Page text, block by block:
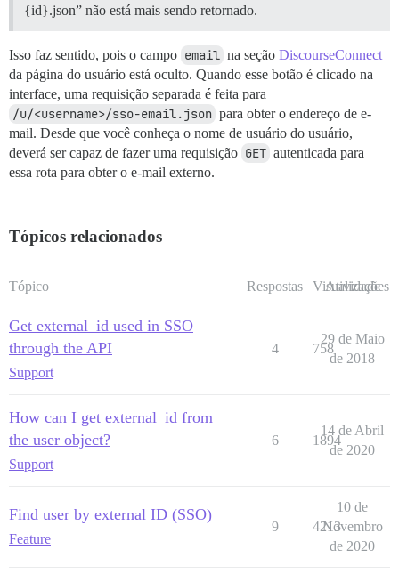
{id}.json” não está mais sendo retornado.
Isso faz sentido, pois o campo email na seção DiscourseConnect
da página do usuário está oculto. Quando esse botão é clicado na
interface, uma requisição separada é feita para
/u/<username>/sso-email.json para obter o endereço de e-
mail. Desde que você conheça o nome de usuário do usuário,
deverá ser capaz de fazer uma requisição GET autenticada para
essa rota para obter o e-mail externo.
Tópicos relacionados
Tópico Respostas Visualizações
Atividade
Get external_id used in SSO
through the API
Support
4 758
29 de Maio
de 2018
How can I get external_id from
the user object?
Support
6 1894
14 de Abril
de 2020
Find user by external ID (SSO)
Feature
9 4213
10 de
Novembro
de 2020